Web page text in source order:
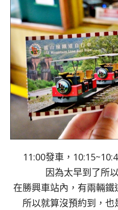
11:00發車，
因為太早到了所
在勝興車站內，有兩輛
所以就算沒預約到，